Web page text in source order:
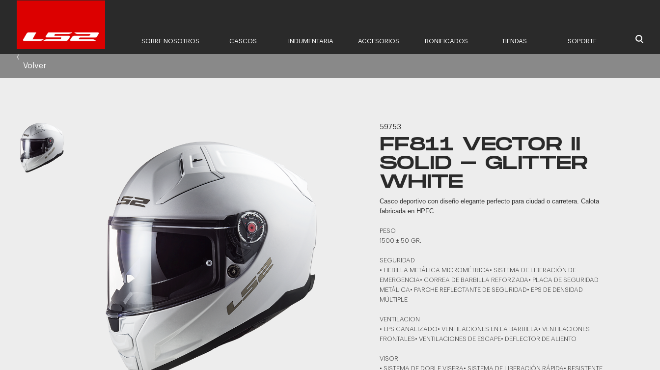
SOBRE NOSOTROS CASCOS INDUMENTARIA ACCESORIOS BONIFICADOS TIENDAS SOPORTE
Volver
59753
FF811 VECTOR II
SOLID - GLITTER
WHITE
Casco deportivo con diseño elegante perfecto para ciudad o carretera. Calota
fabricada en HPFC.
PESO
1500 ± 50 GR.
SEGURIDAD
• HEBILLA METÁLICA MICROMÉTRICA• SISTEMA DE LIBERACIÓN DE
EMERGENCIA• CORREA DE BARBILLA REFORZADA• PLACA DE SEGURIDAD
METÁLICA• PARCHE REFLECTANTE DE SEGURIDAD• EPS DE DENSIDAD
MÚLTIPLE
VENTILACION
• EPS CANALIZADO• VENTILACIONES EN LA BARBILLA• VENTILACIONES
FRONTALES• VENTILACIONES DE ESCAPE• DEFLECTOR DE ALIENTO
VISOR
• SISTEMA DE DOBLE VISERA• SISTEMA DE LIBERACIÓN RÁPIDA• RESISTENTE